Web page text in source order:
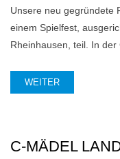
Unsere neu gegründete
einem Spielfest,
Rheinhausen, teil. In der
WEITER
C-MÄDEL